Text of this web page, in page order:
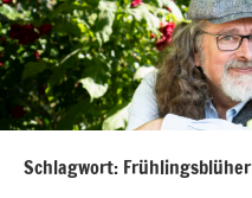
Schlagwort: Frühlingsblüher